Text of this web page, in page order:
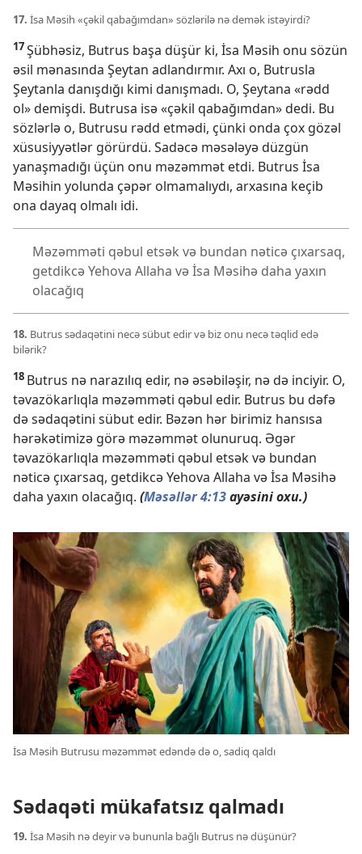
17. İsa Məsih «çəkil qabağımdan» sözlərilə nə demək istəyirdi?
17Şübhəsiz, Butrus başa düşür ki, İsa Məsih onu sözün
əsil mənasında Şeytan adlandırmır. Axı o, Butrusla
Şeytanla danışdığı kimi danışmadı. O, Şeytana «rədd
ol» demişdi. Butrusa isə «çəkil qabağımdan» dedi. Bu
sözlərlə o, Butrusu rədd etmədi, çünki onda çox gözəl
xüsusiyyətlər görürdü. Sadəcə məsələyə düzgün
yanaşmadığı üçün onu məzəmmət etdi. Butrus İsa
Məsihin yolunda çəpər olmamalıydı, arxasına keçib
ona dayaq olmalı idi.
Məzəmməti qəbul etsək və bundan nəticə çıxarsaq,
getdikcə Yehova Allaha və İsa Məsihə daha yaxın
olacağıq
18. Butrus sədaqətini necə sübut edir və biz onu necə təqlid edə
bilərik?
18 Butrus nə narazılıq edir, nə əsəbiləşir, nə də inciyir. O,
təvazökarlıqla məzəmməti qəbul edir. Butrus bu dəfə
də sədaqətini sübut edir. Bəzən hər birimiz hansısa
hərəkətimizə görə məzəmmət olunuruq. Əgər
təvazökarlıqla məzəmməti qəbul etsək və bundan
nəticə çıxarsaq, getdikcə Yehova Allaha və İsa Məsihə
daha yaxın olacağıq. (Məsəllər 4:13ayəsini oxu.)
İsa Məsih Butrusu məzəmmət edəndə də o, sadiq qaldı
Sədaqəti mükafatsız qalmadı
19. İsa Məsih nə deyir və bununla bağlı Butrus nə düşünür?